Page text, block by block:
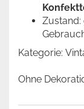
Kategorie:
Ohne